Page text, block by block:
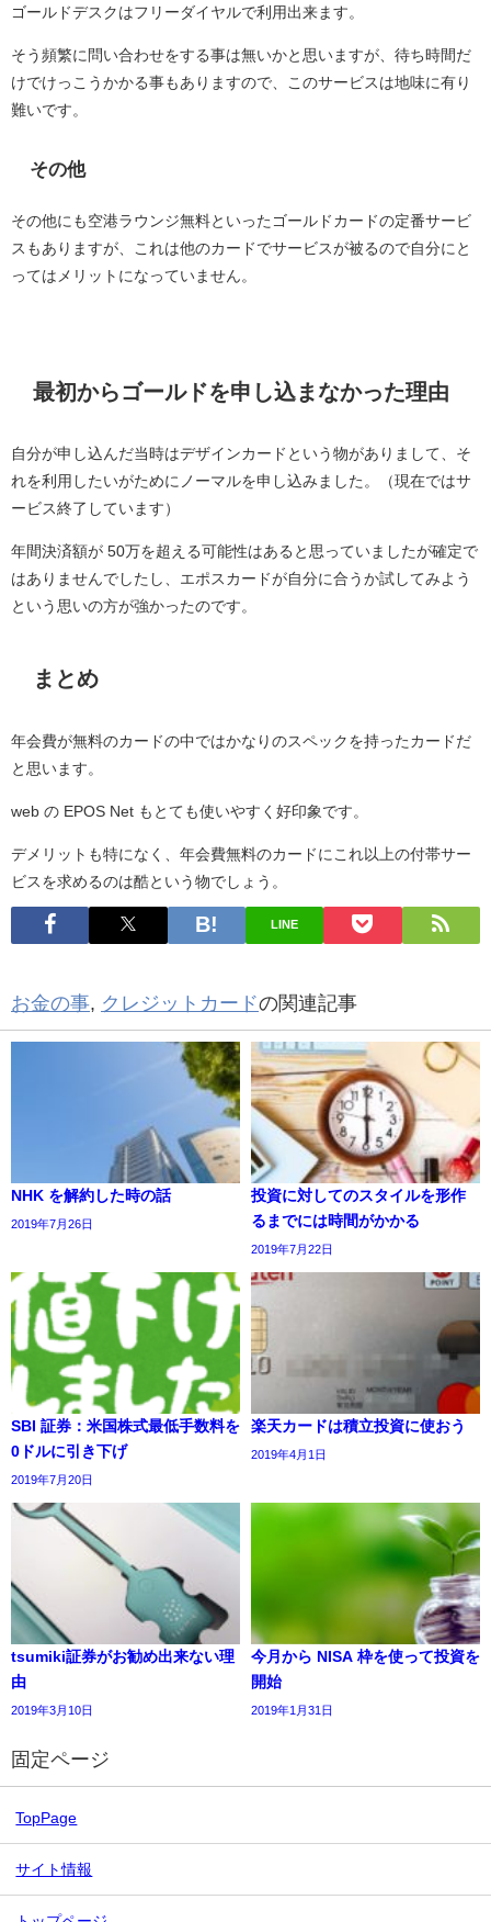
ゴールドデスクはフリーダイヤルで利用出来ます。
そう頻繁に問い合わせをする事は無いかと思いますが、待ち時間だ
けでけっこうかかる事もありますので、このサービスは地味に有り
難いです。
その他
その他にも空港ラウンジ無料といったゴールドカードの定番サービ
スもありますが、これは他のカードでサービスが被るので自分にと
ってはメリットになっていません。
最初からゴールドを申し込まなかった理由
自分が申し込んだ当時はデザインカードという物がありまして、そ
れを利用したいがためにノーマルを申し込みました。（現在ではサ
ービス終了しています）
年間決済額が 50万を超える可能性はあると思っていましたが確定で
はありませんでしたし、エポスカードが自分に合うか試してみよう
という思いの方が強かったのです。
まとめ
年会費が無料のカードの中ではかなりのスペックを持ったカードだ
と思います。
web の EPOS Net もとても使いやすく好印象です。
デメリットも特になく、年会費無料のカードにこれ以上の付帯サー
ビスを求めるのは酷という物でしょう。
LINE
お金の事, クレジットカードの関連記事
NHK を解約した時の話
2019年7月26日
投資に対してのスタイルを形作
るまでには時間がかかる
2019年7月22日
SBI 証券：米国株式最低手数料を
0ドルに引き下げ
2019年7月20日
楽天カードは積立投資に使おう
2019年4月1日
tsumiki証券がお勧め出来ない理
由
2019年3月10日
今月から NISA 枠を使って投資を
開始
2019年1月31日
固定ページ
TopPage
サイト情報